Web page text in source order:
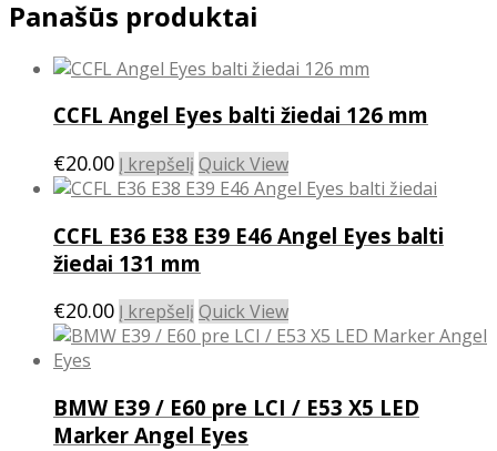
Panašūs produktai
CCFL Angel Eyes balti žiedai 126 mm
€20.00 Į krepšelį Quick View
CCFL E36 E38 E39 E46 Angel Eyes balti
žiedai 131 mm
€20.00 Į krepšelį Quick View
BMW E39 / E60 pre LCI / E53 X5 LED
Marker Angel Eyes